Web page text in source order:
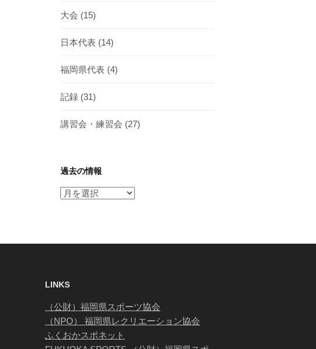
大会 (15)
日本代表 (14)
福岡県代表 (4)
記録 (31)
講習会・練習会 (27)
過去の情報
過
LINKS
（公財）福岡県スポーツ協会
（NPO） 福岡県レクリエーション協会
ふくおかスポネット